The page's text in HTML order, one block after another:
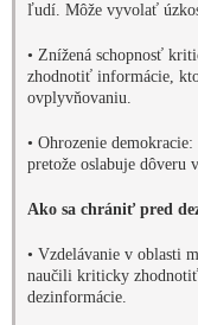
ľudí. Môže vyvolať
• Znížená schopnosť
zhodnotiť informácie,
ovplyvňovaniu.
• Ohrozenie
pretože oslabuje dôveru
Ako sa chrániť pred
• Vzdelávanie v oblasti
naučili kriticky
dezinformácie.